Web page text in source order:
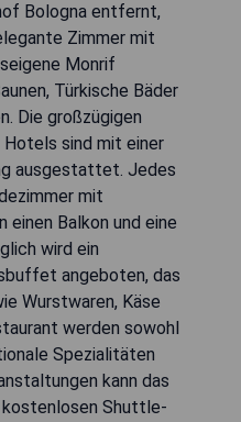
Bologna entfernt,
Zimmer mit
Monrif
Türkische Bäder
Die großzügigen
Hotels sind mit einer
ausgestattet. Jedes
mit
einen Balkon und eine
wird ein
angeboten, das
Wurstwaren, Käse
werden sowohl
Spezialitäten
kann das
Shuttle-